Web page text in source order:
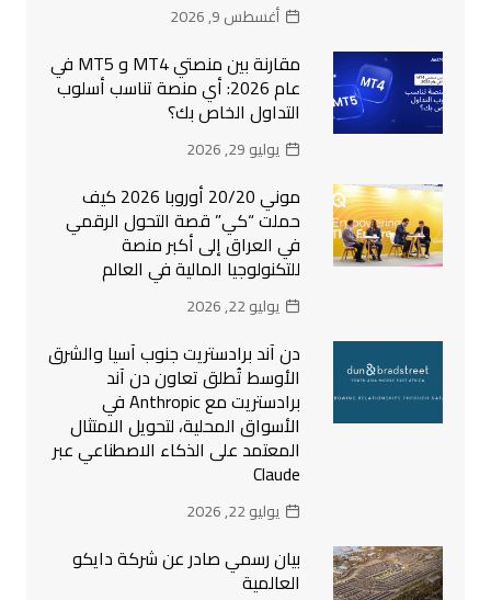
أغسطس 9, 2026
مقارنة بين منصتي MT4 و MT5 في
عام 2026: أي منصة تناسب أسلوب
التداول الخاص بك؟
يوليو 29, 2026
موني 20/20 أوروبا 2026 كيف
حملت “كي” قصة التحول الرقمي
في العراق إلى أكبر منصة
للتكنولوجيا المالية في العالم
يوليو 22, 2026
دن آند برادستريت جنوب آسيا والشرق
الأوسط تُطلق تعاون دن آند
برادستريت مع Anthropic في
الأسواق المحلية، لتحويل الامتثال
المعتمد على الذكاء الاصطناعي عبر
Claude
يوليو 22, 2026
بيان رسمي صادر عن شركة دايكو
العالمية